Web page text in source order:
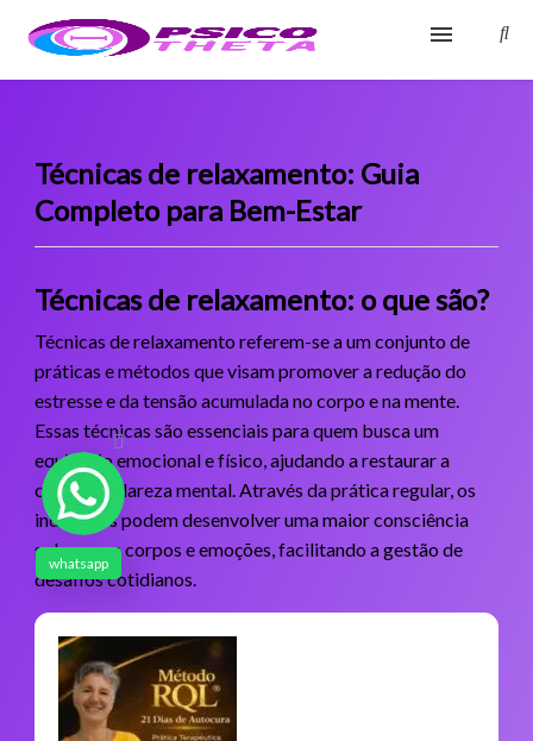
Blog
Glossário
Técnicas de relaxamento: Guia
Completo para Bem-Estar
Técnicas de relaxamento: o que são?
Técnicas de relaxamento referem-se a um conjunto de
práticas e métodos que visam promover a redução do
estresse e da tensão acumulada no corpo e na mente.
Essas técnicas são essenciais para quem busca um
equilíbrio emocional e físico, ajudando a restaurar a
calma e a clareza mental. Através da prática regular, os
indivíduos podem desenvolver uma maior consciência
sobre seus corpos e emoções, facilitando a gestão de
desafios cotidianos.
whatsapp